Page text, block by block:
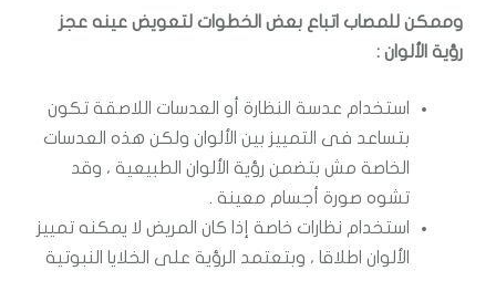
وممكن للمصاب اتباع بعض الخطوات لتعويض عينه عجز
رؤية الألوان :
استخدام عدسة النظارة أو العدسات اللاصقة تكون
بتساعد فى التمييز بين الألوان ولكن هذه العدسات
الخاصة مش بتضمن رؤية الألوان الطبيعية ،وقد
تشوه صورة أجسام معينة .
استخدام نظارات خاصة إذا كان المريض لا يمكنه تمييز
الألوان اطلاقا ، وبتعتمد الرؤية على الخلايا النبوتية